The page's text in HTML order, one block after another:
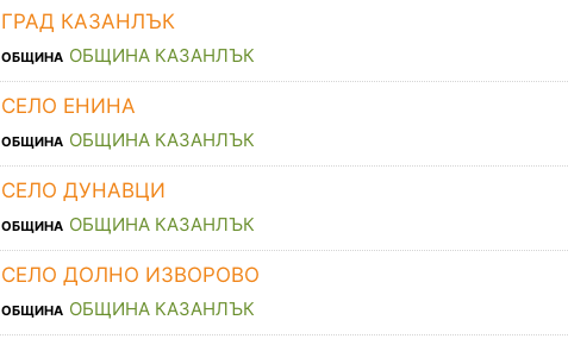
ГРАД КАЗАНЛЪК
ОБЩИНА ОБЩИНА КАЗАНЛЪК
СЕЛО ЕНИНА
ОБЩИНА ОБЩИНА КАЗАНЛЪК
СЕЛО ДУНАВЦИ
ОБЩИНА ОБЩИНА КАЗАНЛЪК
СЕЛО ДОЛНО ИЗВОРОВО
ОБЩИНА ОБЩИНА КАЗАНЛЪК